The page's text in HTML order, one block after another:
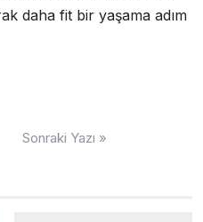
daha fit bir yaşama adım
Sonraki Yazı »